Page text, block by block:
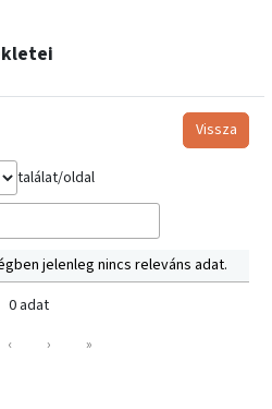
Vissza
találat/oldal
jelenleg nincs releváns adat.
0 adat
‹ › »